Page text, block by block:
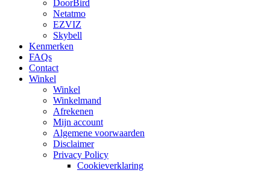
DoorBird
Netatmo
EZVIZ
Skybell
Kenmerken
FAQs
Contact
Winkel
Winkel
Winkelmand
Afrekenen
Mijn account
Algemene voorwaarden
Disclaimer
Privacy Policy
Cookieverklaring